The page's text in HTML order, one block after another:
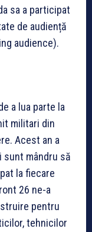
sa a participat
de audiență
audience).
a lua parte la
militari din
Acest an a
sunt mândru să
la fiecare
26 ne-a
pentru
tehnicilor